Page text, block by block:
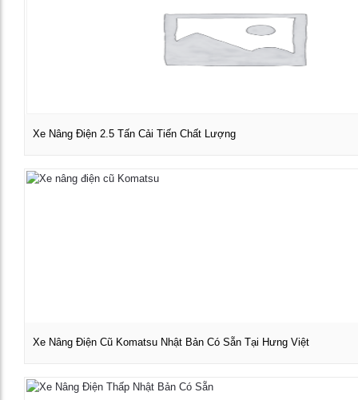
Xe Nâng Điện 2.5 Tấn Cải Tiến Chất Lượng
Xe Nâng Điện Cũ Komatsu Nhật Bản Có Sẵn Tại Hưng Việt